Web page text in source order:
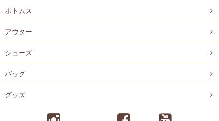
ボトムス
アウター
シューズ
バッグ
グッズ